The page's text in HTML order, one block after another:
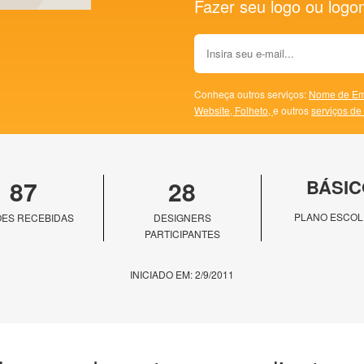
Fazer seu logo ou
Conheça outros serviços: Nome de
Website, Folheto, e outrosserviços
87
RECEBIDAS
28
DESIGNERS
PARTICIPANTES
PLANO
INICIADO EM: 2/9/2011